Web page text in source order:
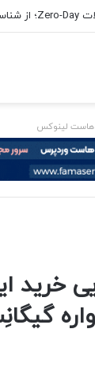
هاست لینوکس
خرید